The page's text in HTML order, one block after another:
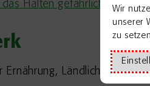
Wir
unserer
zu
Halten gefährlicher Hunde
Ländlichen